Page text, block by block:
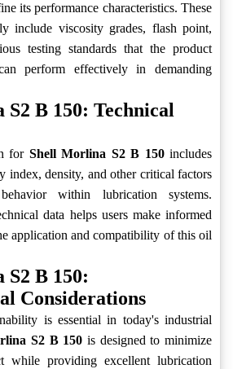
its performance characteristics. These
include viscosity grades, flash point,
testing standards that the product
perform effectively in demanding
B 150: Technical
for Shell Morlina S2 B 150includes
index, density, and other critical factors
within lubrication systems.
data helps users make informed
application and compatibility of this oil
B 150:
Considerations
is essential in today's industrial
S2 B 150 is designed to minimize
while providing excellent lubrication